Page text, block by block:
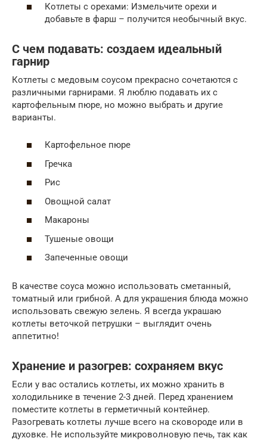
Котлеты с орехами: Измельчите орехи и
добавьте в фарш – получится необычный вкус.
С чем подавать: создаем идеальный
гарнир
Котлеты с медовым соусом прекрасно сочетаются с
различными гарнирами. Я люблю подавать их с
картофельным пюре, но можно выбрать и другие
варианты.
Картофельное пюре
Гречка
Рис
Овощной салат
Макароны
Тушеные овощи
Запеченные овощи
В качестве соуса можно использовать сметанный,
томатный или грибной. А для украшения блюда можно
использовать свежую зелень. Я всегда украшаю
котлеты веточкой петрушки – выглядит очень
аппетитно!
Хранение и разогрев: сохраняем вкус
Если у вас остались котлеты, их можно хранить в
холодильнике в течение 2-3 дней. Перед хранением
поместите котлеты в герметичный контейнер.
Разогревать котлеты лучше всего на сковороде или в
духовке. Не используйте микроволновую печь, так как